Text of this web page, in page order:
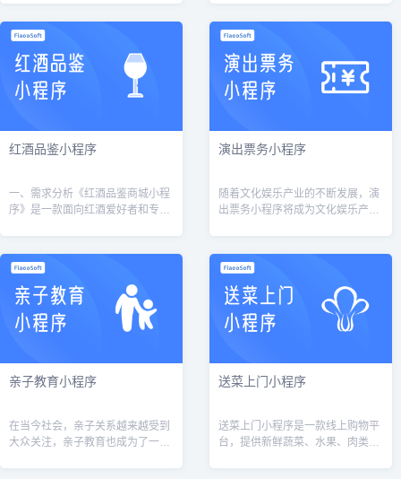
析小程序。...
样化的活动...
红酒品鉴小程序
一、需求分析《红酒品鉴商城小程
序》是一款面向红酒爱好者和专业
酒品牌、类...
演出票务小程序
随着文化娱乐产业的不断发展，演
出票务小程序将成为文化娱乐产业
亲子教育小程序
在当今社会，亲子关系越来越受到
大众关注，亲子教育也成为了一个
送菜上门小程序
送菜上门小程序是一款线上购物平
台，提供新鲜蔬菜、水果、肉类等